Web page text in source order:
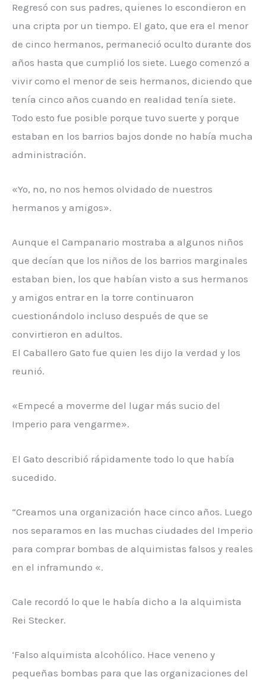
Regresó con sus padres, quienes lo escondieron en
una cripta por un tiempo. El gato, que era el menor
de cinco hermanos, permaneció oculto durante dos
años hasta que cumplió los siete. Luego comenzó a
vivir como el menor de seis hermanos, diciendo que
tenía cinco años cuando en realidad tenía siete.
Todo esto fue posible porque tuvo suerte y porque
estaban en los barrios bajos donde no había mucha
administración.
«Yo, no, no nos hemos olvidado de nuestros
hermanos y amigos».
Aunque el Campanario mostraba a algunos niños
que decían que los niños de los barrios marginales
estaban bien, los que habían visto a sus hermanos
y amigos entrar en la torre continuaron
cuestionándolo incluso después de que se
convirtieron en adultos.
El Caballero Gato fue quien les dijo la verdad y los
reunió.
«Empecé a moverme del lugar más sucio del
Imperio para vengarme».
El Gato describió rápidamente todo lo que había
sucedido.
“Creamos una organización hace cinco años. Luego
nos separamos en las muchas ciudades del Imperio
para comprar bombas de alquimistas falsos y reales
en el inframundo «.
Cale recordó lo que le había dicho a la alquimista
Rei Stecker.
‘Falso alquimista alcohólico. Hace veneno y
pequeñas bombas para que las organizaciones del